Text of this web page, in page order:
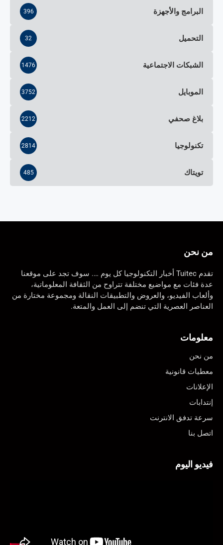
البرامج والأجهزة 396
التحميل 32
الشبكات الاجتماعية 1476
الموبايل 3752
بلاغ صحفي 2212
تكنولوجيا 2814
تويتاك 485
من نحن
تقدم Tuitec أخبار التكنولوجيا كل يوم …. سوف تجد على موقعنا
عدة فئات مع مواضيع مختلفة تتراوح من الثقافة المعلوماتية،
وألعاب الفيديو، والعروض والتطبيقات النقالة ومجموعة مختارة من
العناصر العصرية التي تنضم إلى العمل والمتعة.
معلومات
من نحن
معطيات قانونية
الإعلانات
إنتدابات
سرعة تدفق الانترنت
اتصل بنا
فيديو اليوم